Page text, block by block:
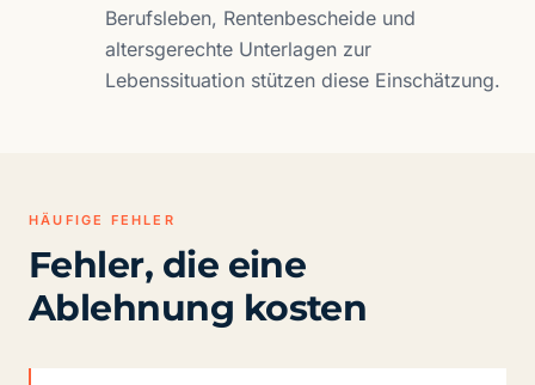
Berufsleben, Rentenbescheide und
altersgerechte Unterlagen zur
Lebenssituation stützen diese Einschätzung.
HÄUFIGE FEHLER
Fehler, die eine
Ablehnung kosten